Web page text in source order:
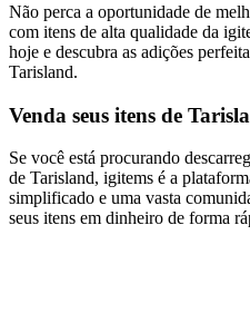
Não perca a oportunidade de
com itens de alta qualidade da
hoje e descubra as adições
Tarisland.
Venda seus itens de
Se você está procurando
de Tarisland, igitems é a
simplificado e uma vasta
seus itens em dinheiro de forma